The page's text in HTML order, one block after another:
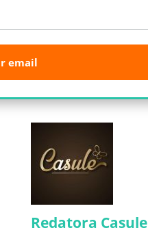
email
Redatora Casule